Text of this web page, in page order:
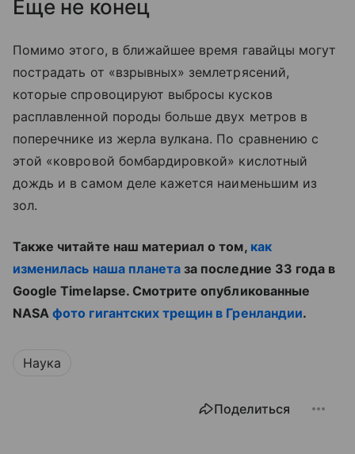
Еще не конец
Помимо этого, в ближайшее время гавайцы могут
пострадать от «взрывных» землетрясений,
которые спровоцируют выбросы кусков
расплавленной породы больше двух метров в
поперечнике из жерла вулкана. По сравнению с
этой «ковровой бомбардировкой» кислотный
дождь и в самом деле кажется наименьшим из
зол.
Также читайте наш материал о том, как
изменилась наша планета за последние 33 года в
Google Timelapse. Смотрите опубликованные
NASAфото гигантских трещин в Гренландии.
Наука
Поделиться